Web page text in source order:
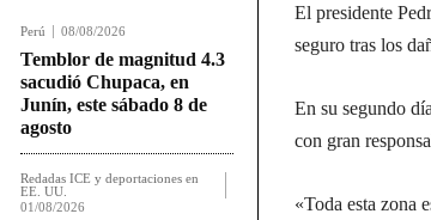
Perú 08/08/2026
Temblor de magnitud 4.3
sacudió Chupaca, en
Junín, este sábado 8 de
agosto
Redadas ICE y deportaciones en
EE. UU.
01/08/2026
El presidente
seguro tras los
En su segundo
con gran
«Toda esta zona